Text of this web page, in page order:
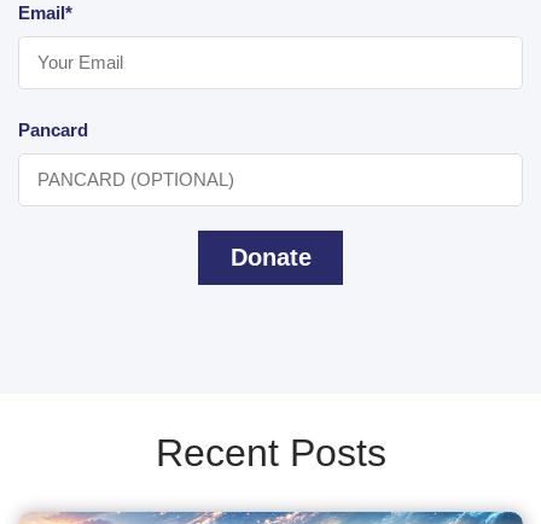
Email*
Pancard
Donate
Recent Posts